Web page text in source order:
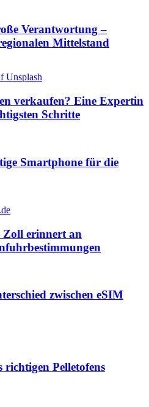
Verantwortung –
Mittelstand
verkaufen? Eine Expertin
Schritte
Smartphone für die
Zoll erinnert an
zwischen eSIM
richtigen Pelletofens